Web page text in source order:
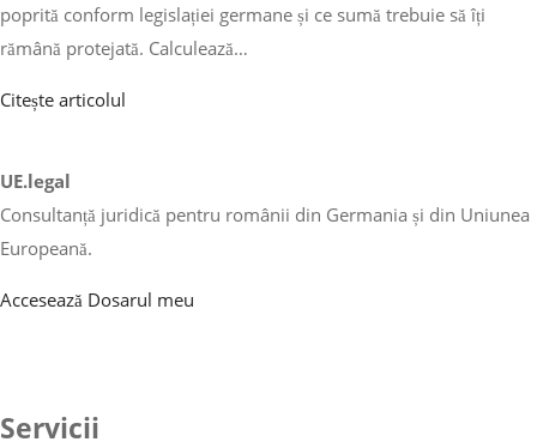
poprită conform legislației germane și ce sumă trebuie să îți
rămână protejată. Calculează…
Citește articolul
UE.legal
Consultanță juridică pentru românii din Germania și din Uniunea
Europeană.
Accesează Dosarul meu
Servicii